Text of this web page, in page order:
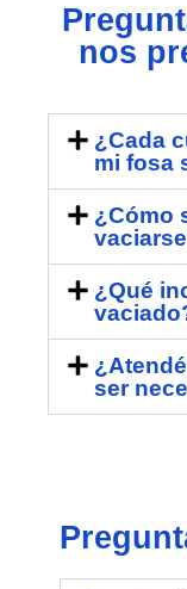
nos
¿Cada
mi fosa
¿Cómo
¿Qué
ser